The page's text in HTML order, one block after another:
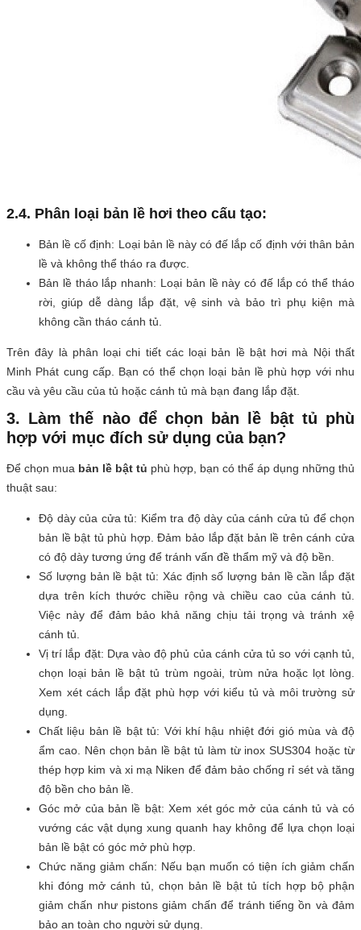
2.4. Phân loại bản lề hơi theo cấu tạo:
Bản lề cố định: Loại bản lề này có đế lắp cố định với thân bản
lề và không thể tháo ra được.
Bản lề tháo lắp nhanh: Loại bản lề này có đế lắp có thể tháo
rời, giúp dễ dàng lắp đặt, vệ sinh và bảo trì phụ kiện mà
không cần tháo cánh tủ.
Trên đây là phân loại chi tiết các loại bản lề bật hơi mà Nội thất
Minh Phát cung cấp. Bạn có thể chọn loại bản lề phù hợp với nhu
cầu và yêu cầu của tủ hoặc cánh tủ mà bạn đang lắp đặt.
3. Làm thế nào để chọn bản lề bật tủ phù
hợp với mục đích sử dụng của bạn?
Để chọn mua bản lề bật tủ phù hợp, bạn có thể áp dụng những thủ
thuật sau:
Độ dày của cửa tủ: Kiểm tra độ dày của cánh cửa tủ để chọn
bản lề bật tủ phù hợp. Đảm bảo lắp đặt bản lề trên cánh cửa
có độ dày tương ứng để tránh vấn đề thẩm mỹ và độ bền.
Số lượng bản lề bật tủ: Xác định số lượng bản lề cần lắp đặt
dựa trên kích thước chiều rộng và chiều cao của cánh tủ.
Việc này để đảm bảo khả năng chịu tải trọng và tránh xệ
cánh tủ.
Vị trí lắp đặt: Dựa vào độ phủ của cánh cửa tủ so với cạnh tủ,
chọn loại bản lề bật tủ trùm ngoài, trùm nửa hoặc lọt lòng.
Xem xét cách lắp đặt phù hợp với kiểu tủ và môi trường sử
dụng.
Chất liệu bản lề bật tủ: Với khí hậu nhiệt đới gió mùa và độ
ẩm cao. Nên chọn bản lề bật tủ làm từ inox SUS304 hoặc từ
thép hợp kim và xi mạ Niken để đảm bảo chống rỉ sét và tăng
độ bền cho bản lề.
Góc mở của bản lề bật: Xem xét góc mở của cánh tủ và có
vướng các vật dụng xung quanh hay không để lựa chọn loại
bản lề bật có góc mở phù hợp.
Chức năng giảm chấn: Nếu bạn muốn có tiện ích giảm chấn
khi đóng mở cánh tủ, chọn bản lề bật tủ tích hợp bộ phận
giảm chấn như pistons giảm chấn để tránh tiếng ồn và đảm
bảo an toàn cho người sử dụng.